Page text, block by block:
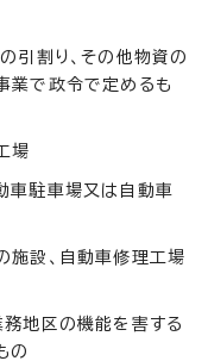
引割り、その他物資の
業で政令で定めるも
場
車駐車場又は自動車
施設、自動車修理工場
地区の機能を害する
の